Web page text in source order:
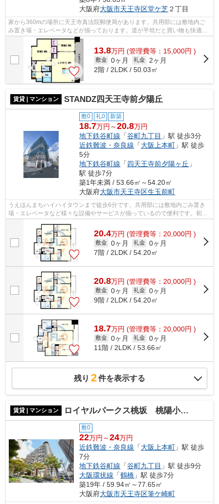
大阪府大阪市天王寺区堂ケ芝２丁目
家から360mの場所に天王寺真法院郵便局があります。共用部には敷地内ご
み置き場・エレベータなどが揃っております。道が平坦だと買い物も快適に
できますね。魅力的な眺めが楽しめるエ...
13.8万円 (管理費等：15,000円 )
敷金 0ヶ月 礼金
2ヶ月
2階 / 2LDK / 50.03㎡
賃貸 | マンション STANDZ四天王寺前夕陽丘
敷0 礼0 新築
18.7万円～20.8万円
地下鉄谷町線 「谷町九丁目 」駅 徒歩3分
近鉄難波・奈良線 「大阪上本町 」駅 徒歩
5分
地下鉄谷町線 「四天王寺前夕陽ヶ丘 」
駅 徒歩7分
築1年未満 / 53.66㎡～54.20㎡
大阪府大阪市天王寺区生玉前町
うえほんまちハイハイタウンまで徒歩6分です。共用部には敷地内ごみ置き
場・エレベータなど様々な設備やサービスが揃っているので便利です。初期
20.4万円 (管理費等：20,000円 )
敷金 0ヶ月 礼金 0ヶ月
7階 / 2LDK / 54.20㎡
20.8万円 (管理費等：20,000円 )
敷金 0ヶ月 礼金 0ヶ月
9階 / 2LDK / 54.20㎡
18.7万円 (管理費等：20,000円 )
敷金 0ヶ月 礼金 0ヶ月
11階 / 2LDK / 53.66㎡
残り 2件を表示する
賃貸 | マンション ロイヤルパークス桃坂 桃陽小学校区
敷0
22万円～24万円
近鉄難波・奈良線 「大阪上本町 」駅 徒歩
7分
地下鉄谷町線 「谷町九丁目 」駅 徒歩9分
大阪環状線 「鶴橋 」駅 徒歩7分
築19年 / 59.94㎡～77.65㎡
大阪府大阪市天王寺区筆ケ崎町